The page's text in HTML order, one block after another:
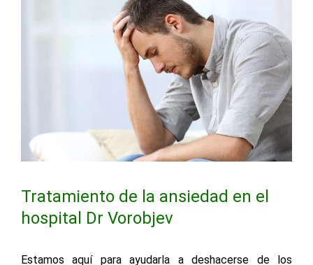
Tratamiento de la ansiedad en el
hospital Dr Vorobjev
Estamos aquí para ayudarla a deshacerse de los